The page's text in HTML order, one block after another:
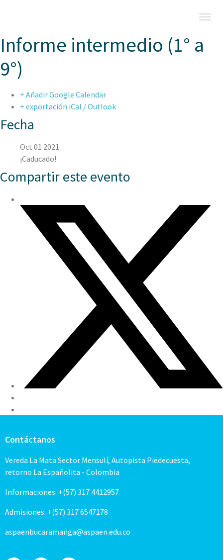
Informe intermedio (1° a
9°)
+ Añadir Google Calendar
+ exportación iCal / Outlook
Fecha
Oct 01 2021
¡Caducado!
Compartir este evento
Contáctanos
Vereda La Mata Sector Mensulí, Autopista Piedecuesta,
retorno La Españolita - Colombia
Informaciones: +(57) 317 4412957
Admisiones: +(57) 317 6547178
aspaenbucaramanga@aspaen.edu.co